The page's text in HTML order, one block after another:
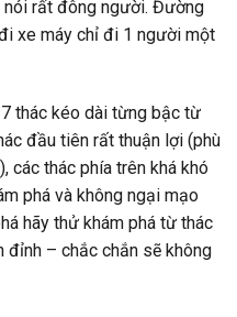
nói rất đông người. Đường
xe máy chỉ đi 1 người một
thác kéo dài từng bậc từ
đầu tiên rất thuận lợi (phù
các thác phía trên khá khó
phá và không ngại mạo
hãy thử khám phá từ thác
đỉnh – chắc chắn sẽ không